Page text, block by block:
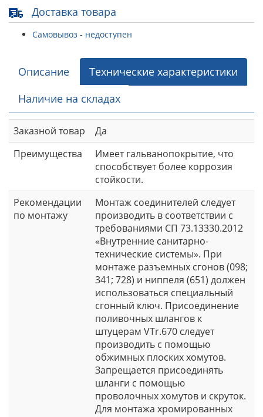
Доставка товара
Самовывоз - недоступен
Описание
Технические характеристики
Наличие на складах
Заказной товар
Да
Преимущества
Имеет гальванопокрытие, что
способствует более коррозия
стойкости.
Рекомендации
по монтажу
Монтаж соединителей следует
производить в соответствии с
требованиями СП 73.13330.2012
«Внутренние санитарно-
технические системы». При
монтаже разъемных сгонов (098;
341; 728) и ниппеля (651) должен
использоваться специальный
сгонный ключ. Присоединение
поливочных шлангов к
штуцерам VTr.670 следует
производить с помощью
обжимных плоских хомутов.
Запрещается присоединять
шланги с помощью
проволочных хомутов и скруток.
Для монтажа хромированных